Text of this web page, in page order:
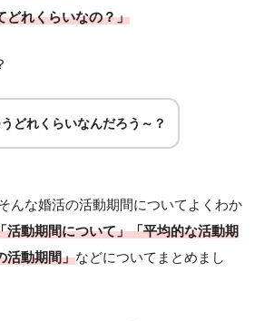
どれくらいなの？」
どれくらいなんだろう～？
んな婚活の活動期間についてよくわか
活動期間について」「平均的な活動期
活動期間」などについてまとめまし